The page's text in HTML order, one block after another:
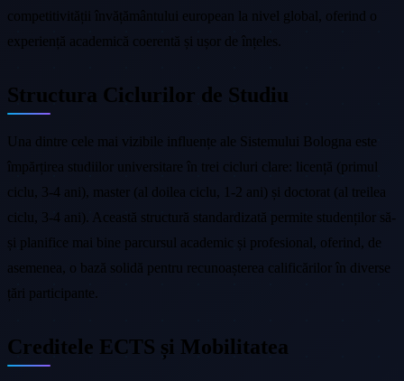
competitivității învățământului european la nivel global, oferind o
experiență academică coerentă și ușor de înțeles.
Structura Ciclurilor de Studiu
Una dintre cele mai vizibile influențe ale Sistemului Bologna este
împărțirea studiilor universitare în trei cicluri clare: licență (primul
ciclu, 3-4 ani), master (al doilea ciclu, 1-2 ani) și doctorat (al treilea
ciclu, 3-4 ani). Această structură standardizată permite studenților să-
și planifice mai bine parcursul academic și profesional, oferind, de
asemenea, o bază solidă pentru recunoașterea calificărilor în diverse
țări participante.
Creditele ECTS și Mobilitatea